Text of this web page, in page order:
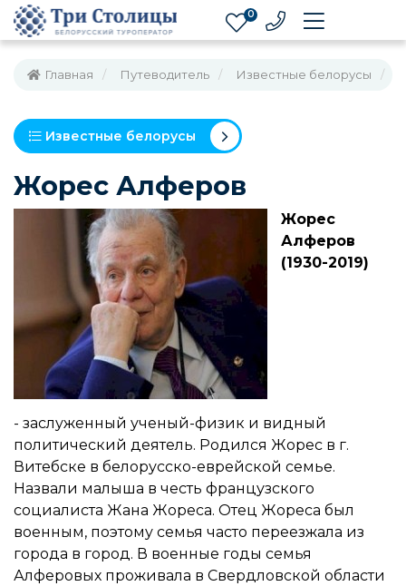
0
Главная Путеводитель Известные белорусы
Известные белорусы
Жорес Алферов
Жорес
Алферов
(1930-2019)
- заслуженный ученый-физик и видный
политический деятель. Родился Жорес в г.
Витебске в белорусско-еврейской семье.
Назвали малыша в честь французского
социалиста Жана Жореса. Отец Жореса был
военным, поэтому семья часто переезжала из
города в город. В военные годы семья
Алферовых проживала в Свердловской области